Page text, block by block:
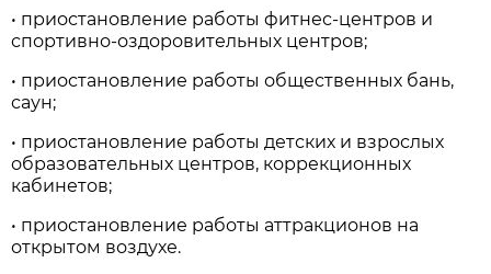
• приостановление работы фитнес-центров и
спортивно-оздоровительных центров;
• приостановление работы общественных бань,
саун;
• приостановление работы детских и взрослых
образовательных центров, коррекционных
кабинетов;
• приостановление работы аттракционов на
открытом воздухе.